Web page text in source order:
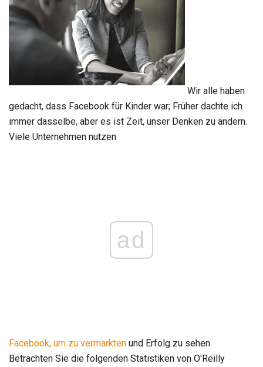
Wir alle haben
gedacht, dass Facebook für Kinder war; Früher dachte ich
immer dasselbe, aber es ist Zeit, unser Denken zu ändern.
Viele Unternehmen nutzen
ad
Facebook, um zu vermarkten und Erfolg zu sehen.
Betrachten Sie die folgenden Statistiken von O'Reilly